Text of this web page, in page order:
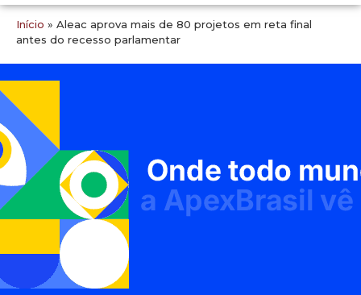
Início » Aleac aprova mais de 80 projetos em reta final
antes do recesso parlamentar